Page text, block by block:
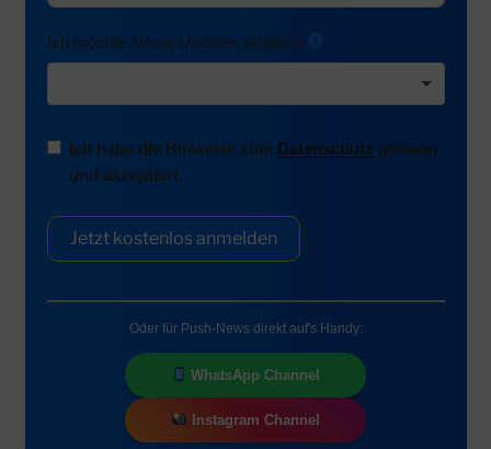
Ich möchte News-Updates erhalten:
Ich habe die Hinweise zum Datenschutz gelesen
und akzeptiert.
Jetzt kostenlos anmelden
Oder für Push-News direkt auf's Handy:
WhatsApp Channel
Instagram Channel